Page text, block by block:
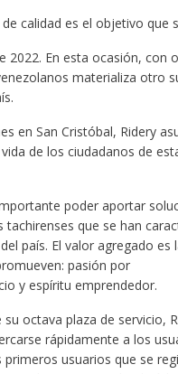
calidad es el objetivo que
2022. En esta ocasión, con
materializa otro
en San Cristóbal, Ridery
de los ciudadanos de
poder aportar
tachirenses que se han
país. El valor agregado
pasión por
y espíritu emprendedor.
octava plaza de servicio,
rápidamente a los
usuarios que se